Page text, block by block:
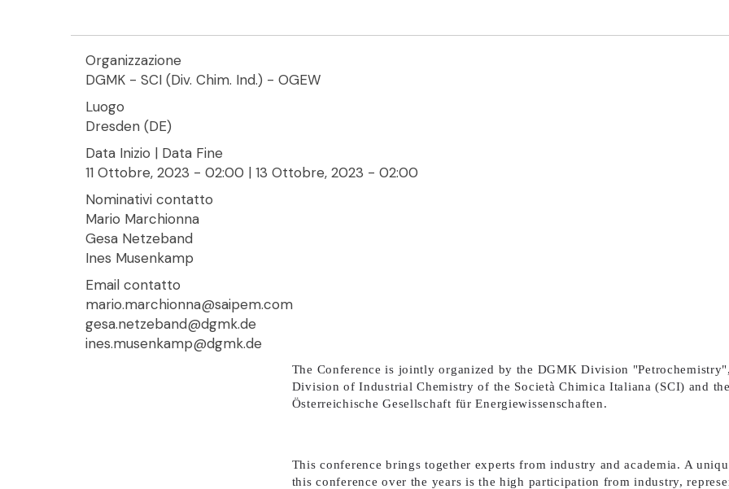
Organizzazione
DGMK - SCI (Div. Chim. Ind.) - OGEW
Luogo
Dresden (DE)
Data Inizio | Data Fine
11 Ottobre, 2023 - 02:00 | 13 Ottobre, 2023 - 02:00
Nominativi contatto
Mario Marchionna
Gesa Netzeband
Ines Musenkamp
Email contatto
mario.marchionna@saipem.com
gesa.netzeband@dgmk.de
ines.musenkamp@dgmk.de
The Conference is jointly organized by the DGMK Division
Division of Industrial Chemistry of the Società Chimica Italiana (SCI) and
Österreichische Gesellschaft für Energiewissenschaften.
This conference brings together experts from industry and academia. A
this conference over the years is the high participation from industry,